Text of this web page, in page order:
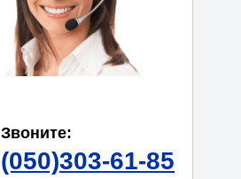
Звоните:
(050)303-61-85